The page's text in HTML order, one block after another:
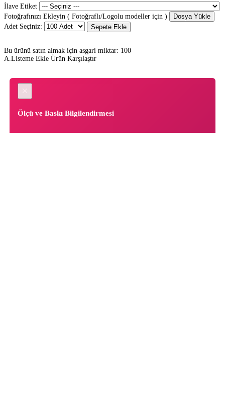
İlave Etiket
Fotoğrafınızı Ekleyin ( Fotoğraflı/Logolu modeller için )
Dosya Yükle
Adet Seçiniz:
Sepete Ekle
Bu ürünü satın almak için asgari miktar: 100
A.Listeme Ekle Ürün Karşılaştır
Ölçü ve Baskı Bilgilendirmesi